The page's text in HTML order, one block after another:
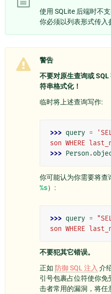
使用 SQLite 后端时不
你必须以列表形式传入
警告
不要对原生查询或
符串格式化！
临时将上述查询写作:
>>> query =
son WHERE
>>> Person .
你可能认为你需要将查
%s）:
>>> query =
son WHERE
不要犯其它错误。
正如 防御 SQL 注入 介
引号包裹占位符使你免
击者常用的漏洞，将任